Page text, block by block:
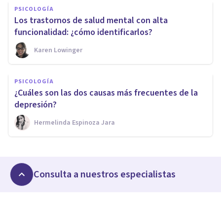
PSICOLOGÍA
Los trastornos de salud mental con alta
funcionalidad: ¿cómo identificarlos?
Karen Lowinger
PSICOLOGÍA
¿Cuáles son las dos causas más frecuentes de la
depresión?
Hermelinda Espinoza Jara
Consulta a nuestros especialistas